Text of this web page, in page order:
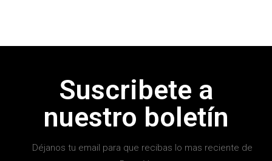
Suscribete a
nuestro boletín
Déjanos tu email para que recibas lo mas reciente de